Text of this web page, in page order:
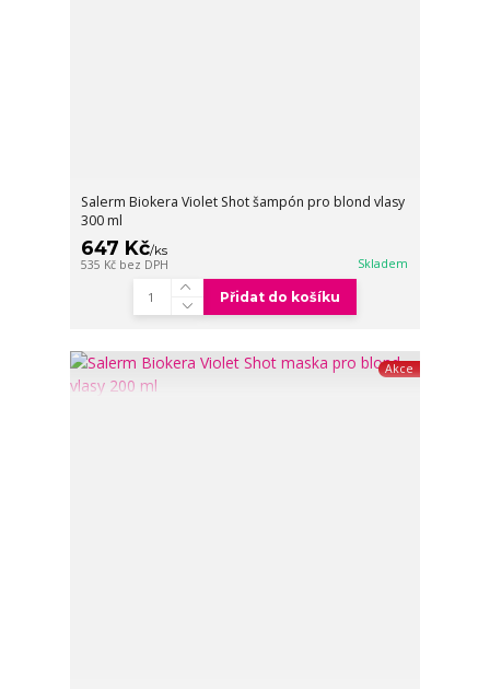
Salerm Biokera Violet Shot šampón pro blond vlasy
300 ml
647 Kč/ks
535 Kč bez DPH Skladem
Přidat do košíku
Akce